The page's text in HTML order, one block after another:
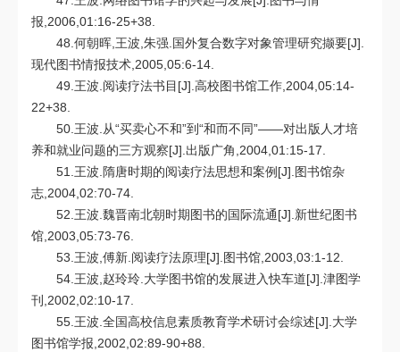
报,2006,01:16-25+38.
48.何朝晖,王波,朱强.国外复合数字对象管理研究撷要[J].
现代图书情报技术,2005,05:6-14.
49.王波.阅读疗法书目[J].高校图书馆工作,2004,05:14-
22+38.
50.王波.从“买卖心不和”到“和而不同”——对出版人才培
养和就业问题的三方观察[J].出版广角,2004,01:15-17.
51.王波.隋唐时期的阅读疗法思想和案例[J].图书馆杂
志,2004,02:70-74.
52.王波.魏晋南北朝时期图书的国际流通[J].新世纪图书
馆,2003,05:73-76.
53.王波,傅新.阅读疗法原理[J].图书馆,2003,03:1-12.
54.王波,赵玲玲.大学图书馆的发展进入快车道[J].津图学
刊,2002,02:10-17.
55.王波.全国高校信息素质教育学术研讨会综述[J].大学
图书馆学报,2002,02:89-90+88.